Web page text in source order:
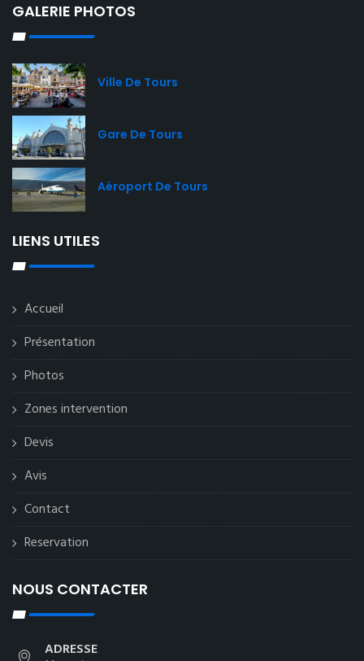
GALERIE PHOTOS
Ville De Tours
Gare De Tours
Aéroport De Tours
LIENS UTILES
Accueil
Présentation
Photos
Zones intervention
Devis
Avis
Contact
Reservation
NOUS CONTACTER
ADRESSE